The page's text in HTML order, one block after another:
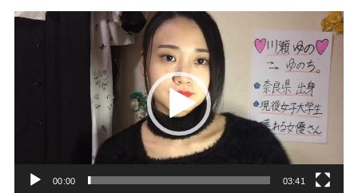
動
00:00 03:41